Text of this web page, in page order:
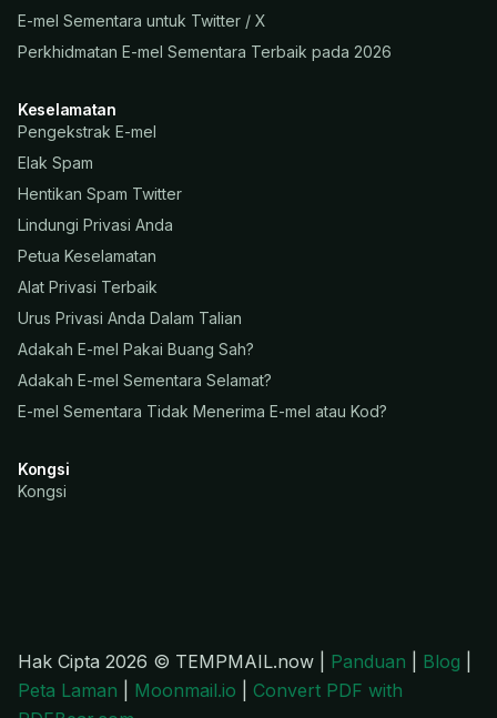
E-mel Sementara untuk Twitter / X
Perkhidmatan E-mel Sementara Terbaik pada 2026
Keselamatan
Pengekstrak E-mel
Elak Spam
Hentikan Spam Twitter
Lindungi Privasi Anda
Petua Keselamatan
Alat Privasi Terbaik
Urus Privasi Anda Dalam Talian
Adakah E-mel Pakai Buang Sah?
Adakah E-mel Sementara Selamat?
E-mel Sementara Tidak Menerima E-mel atau Kod?
Kongsi
Kongsi
Hak Cipta 2026 © TEMPMAIL.now | Panduan Blog
Peta Laman
Moonmail.io
Convert PDF with